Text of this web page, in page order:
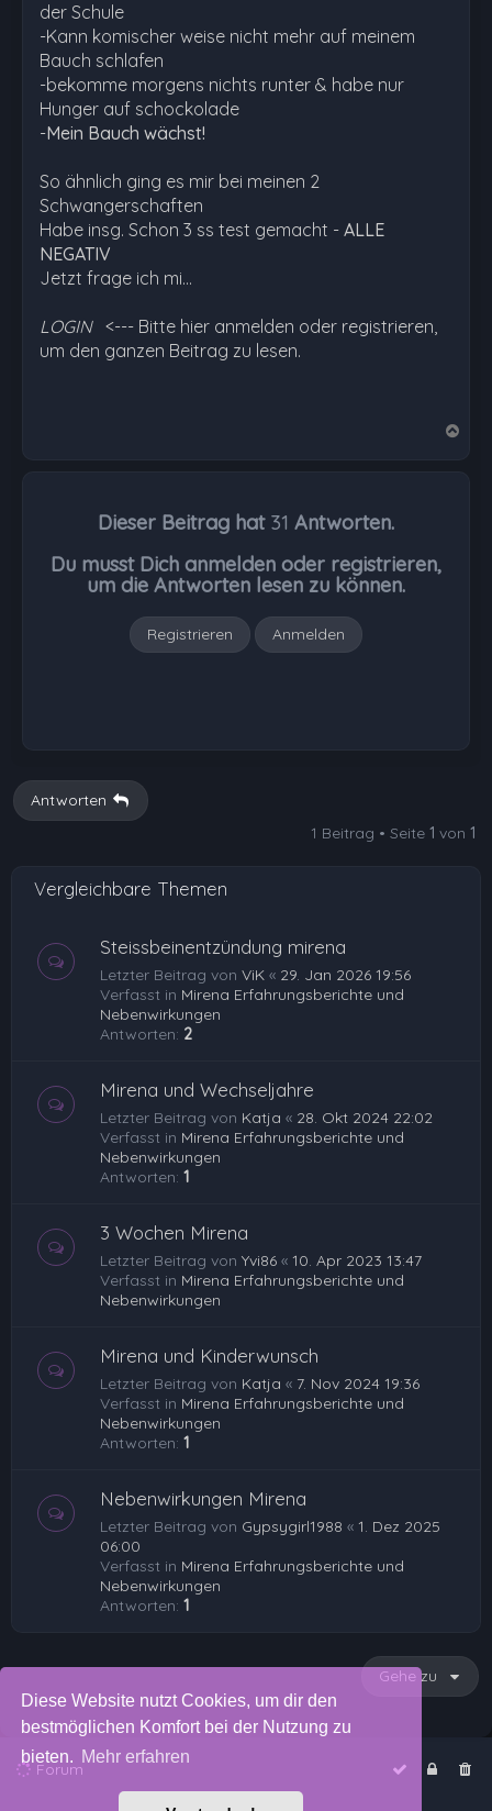
Diese Website nutzt Cookies, um dir den
bestmöglichen Komfort bei der Nutzung zu
bieten. Mehr erfahren
der Schule
-Kann komischer weise nicht mehr auf meinem
Bauch schlafen
-bekomme morgens nichts runter & habe nur
Hunger auf schockolade
-Mein Bauch wächst!
So ähnlich ging es mir bei meinen 2
Schwangerschaften
Habe insg. Schon 3 ss test gemacht - ALLE
NEGATIV
Jetzt frage ich mi…
LOGIN <--- Bitte hier anmelden oder registrieren,
um den ganzen Beitrag zu lesen.
Dieser Beitrag hat 31 Antworten.
Du musst Dich anmelden oder registrieren,
um die Antworten lesen zu können.
Registrieren Anmelden
Antworten
1 Beitrag • Seite 1 von 1
Vergleichbare Themen
Steissbeinentzündung mirena
Letzter Beitrag von ViK « 29. Jan 2026 19:56
Verfasst in Mirena Erfahrungsberichte und
Nebenwirkungen
Antworten: 2
Mirena und Wechseljahre
Letzter Beitrag von Katja « 28. Okt 2024 22:02
Verfasst in Mirena Erfahrungsberichte und
Nebenwirkungen
Antworten: 1
3 Wochen Mirena
Letzter Beitrag von Yvi86 « 10. Apr 2023 13:47
Verfasst in Mirena Erfahrungsberichte und
Nebenwirkungen
Mirena und Kinderwunsch
Letzter Beitrag von Katja « 7. Nov 2024 19:36
Verfasst in Mirena Erfahrungsberichte und
Nebenwirkungen
Antworten: 1
Nebenwirkungen Mirena
Letzter Beitrag von Gypsygirl1988 « 1. Dez 2025
06:00
Verfasst in Mirena Erfahrungsberichte und
Nebenwirkungen
Antworten: 1
Gehe zu
Forum